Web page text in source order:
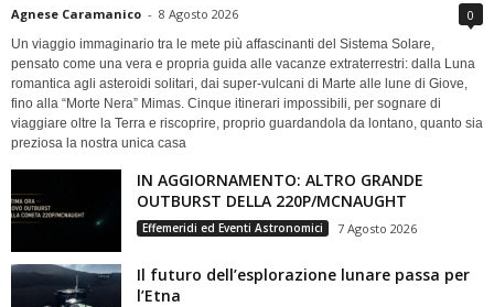
Agnese Caramanico - 8 Agosto 2026 0
Un viaggio immaginario tra le mete più affascinanti del Sistema Solare,
pensato come una vera e propria guida alle vacanze extraterrestri: dalla Luna
romantica agli asteroidi solitari, dai super-vulcani di Marte alle lune di Giove,
fino alla “Morte Nera” Mimas. Cinque itinerari impossibili, per sognare di
viaggiare oltre la Terra e riscoprire, proprio guardandola da lontano, quanto sia
preziosa la nostra unica casa
IN AGGIORNAMENTO: ALTRO GRANDE
OUTBURST DELLA 220P/MCNAUGHT
Effemeridi ed Eventi Astronomici 7 Agosto 2026
Il futuro dell’esplorazione lunare passa per
l’Etna